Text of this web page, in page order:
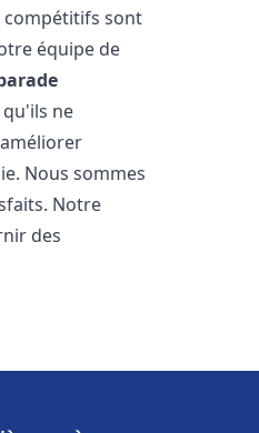
compétitifs sont
équipe de
ne
Nous sommes
Notre
des